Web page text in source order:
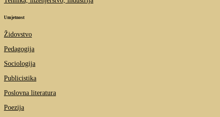
Umjetnost
Židovstvo
Pedagogija
Sociologija
Publicistika
Poslovna literatura
Poezija